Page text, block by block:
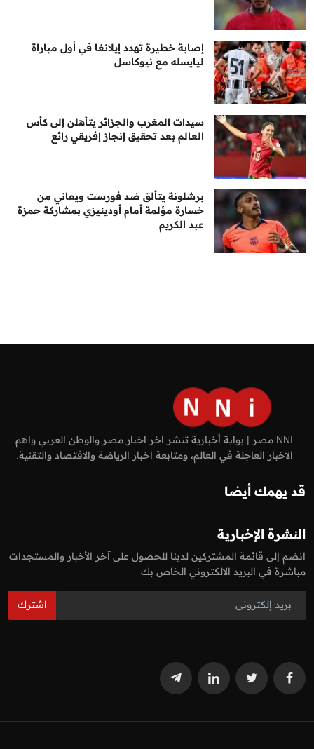
إصابة خطيرة تهدد إيلانغا في أول مباراة
ليايسله مع نيوكاسل
سيدات المغرب والجزائر يتأهلن إلى كأس
العالم بعد تحقيق إنجاز إفريقي رائع
برشلونة يتألق ضد فورست ويعاني من
خسارة مؤلمة أمام أودينيزي بمشاركة حمزة
عبد الكريم
NNI مصر | بوابة أخبارية تنشر اخر اخبار مصر والوطن العربي واهم
الاخبار العاجلة في العالم، ومتابعة اخبار الرياضة والاقتصاد والتقنية.
قد يهمك أيضا
النشرة الإخبارية
انضم إلى قائمة المشتركين لدينا للحصول على آخر الأخبار والمستجدات
مباشرة في البريد الالكتروني الخاص بك
اشترك